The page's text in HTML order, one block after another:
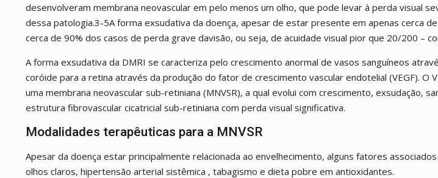
desenvolveram membrana neovascular em pelo menos um olho, que pode levar à perda visual
dessa patologia.3-5A forma exsudativa da doença, apesar de estar presente em apenas cerca
cerca de 90% dos casos de perda grave davisão, ou seja, de acuidade visual pior que 20/200 –
A forma exsudativa da DMRI se caracteriza pelo crescimento anormal de vasos sanguíneos
coróide para a retina através da produção do fator de crescimento vascular endotelial (VEGF). O
uma membrana neovascular sub-retiniana (MNVSR), a qual evolui com crescimento, exsudação,
estrutura fibrovascular cicatricial sub-retiniana com perda visual significativa.
Modalidades terapêuticas para a MNVSR
Apesar da doença estar principalmente relacionada ao envelhecimento, alguns fatores
olhos claros, hipertensão arterial sistêmica , tabagismo e dieta pobre em antioxidantes.